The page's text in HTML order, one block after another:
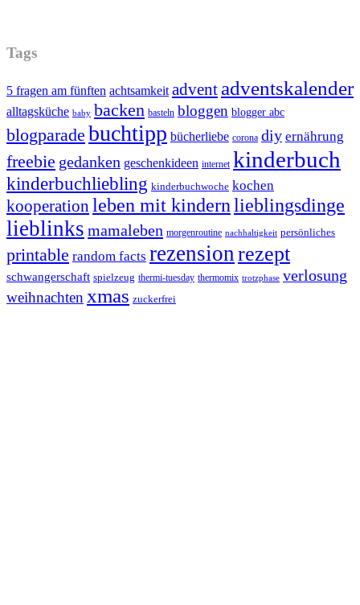
Tags
5 fragen am fünften achtsamkeit advent adventskalender
alltagsküche baby backen basteln bloggen blogger abc
blogparade buchtipp bücherliebe corona diy ernährung
freebie gedanken geschenkideen internet kinderbuch
kinderbuchliebling kinderbuchwoche kochen
kooperation leben mit kindernlieblingsdinge
lieblinks mamaleben morgenroutine nachhaltigkeit persönliches
printable random facts rezensionrezept
schwangerschaft spielzeug thermi-tuesday thermomix trotzphase verlosung
weihnachtenxmas zuckerfrei